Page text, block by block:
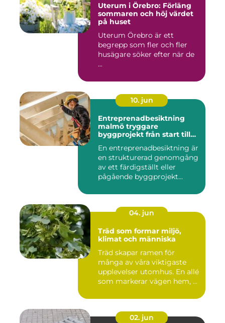
Uterum i Örebro: Förläng
sommaren och höj värdet
på huset
Uterum Örebro är ett
begrepp som fler och fler
husägare söker efter när de
...
10. jun
Entreprenadbesiktning
malmö tryggare
byggprojekt från start till
En entreprenadbesiktning är
en strukturerad genomgång
av ett färdigställt eller
pågående byggprojekt...
04. jun
Träd som formar miljö,
klimat och människa
Träd skapar ramen för
många av våra viktigaste
upplevelser utomhus. En allé
som markerar vägen hem, ...
02. jun